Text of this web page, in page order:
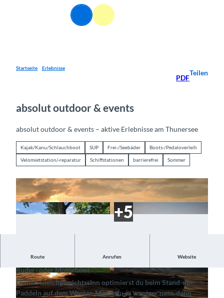
Suche Menü
Startseite Erlebnisse
PDF
Teilen
absolut outdoor & events
absolut outdoor & events – aktive Erlebnisse am Thunersee
Kajak/Kanu/Schlauchboot SUP Frei-/Seebäder Boots-/Pedaloverleih
Velomietstation/-reparatur Schiffstationen barrierefrei Sommer
© absolut outdoor & events gmbh, Interlaken T
ourismus | CC-BY-SA
© absolut outdoor & events gmbh, Interlaken T
ourismus |CC-BY-SA
Route Anrufen Website
Auf Entdeckungstour mit Stand Up Paddle, Kanu, Kajak,
Ruder- oder Motorboot
Deinen Gleichgewichtssinn optimierst du beim Stand-up-
Paddeln auf dem Wasser. Magst du es weniger nass, dann